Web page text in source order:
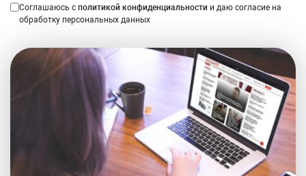
Соглашаюсь с политикой конфиденциальности и даю согласие на
обработку персональных данных